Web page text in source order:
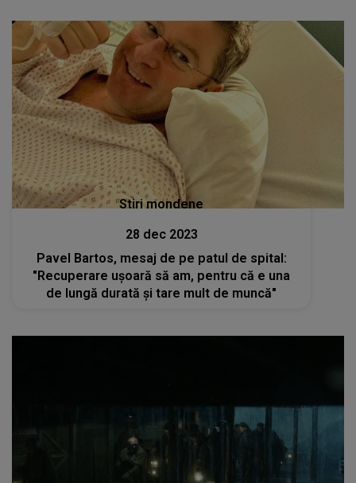
Stiri mondene
28 dec 2023
Pavel Bartos, mesaj de pe patul de spital:
"Recuperare uşoară să am, pentru că e una
de lungă durată şi tare mult de muncă"